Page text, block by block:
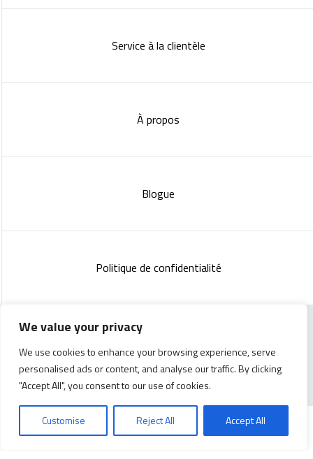
We value your privacy
We use cookies to enhance your browsing experience, serve
personalised ads or content, and analyse our traffic. By clicking
"Accept All", you consent to our use of cookies.
Customise Reject All Accept All
Service à la clientèle
À propos
Blogue
Politique de confidentialité
Copyright 2023 :Standish Communications& Mélissa
Lachance